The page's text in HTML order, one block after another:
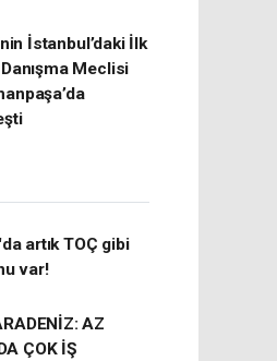
İstanbul’daki İlk
Meclisi
artık TOÇ gibi
var!
AZ
ÇOK İŞ